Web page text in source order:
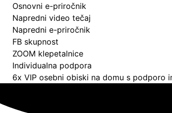
Osnovni e-priročnik
Napredni video tečaj
Napredni e-priročnik
FB skupnost
ZOOM klepetalnice
Individualna podpora
6x VIP osebni obiski na domu s podporo